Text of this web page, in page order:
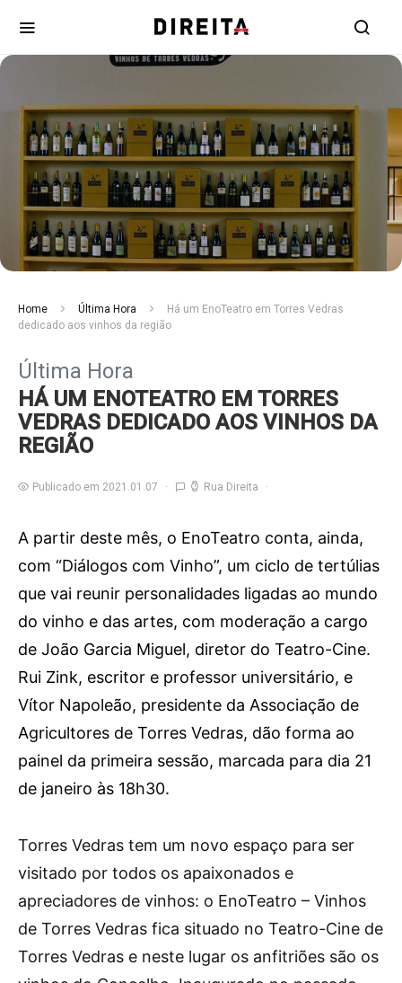
Home Última Hora
Há um EnoTeatro em Torres Vedras
dedicado aos vinhos da região
Última Hora
HÁ UM ENOTEATRO EM TORRES
VEDRAS DEDICADO AOS VINHOS DA
REGIÃO
Publicado em 2021.01.07 Rua Direita
A partir deste mês, o EnoTeatro conta, ainda,
com “Diálogos com Vinho”, um ciclo de tertúlias
que vai reunir personalidades ligadas ao mundo
do vinho e das artes, com moderação a cargo
de João Garcia Miguel, diretor do Teatro-Cine.
Rui Zink, escritor e professor universitário, e
Vítor Napoleão, presidente da Associação de
Agricultores de Torres Vedras, dão forma ao
painel da primeira sessão, marcada para dia 21
de janeiro às 18h30.
Torres Vedras tem um novo espaço para ser
visitado por todos os apaixonados e
apreciadores de vinhos: o EnoTeatro – Vinhos
de Torres Vedras fica situado no Teatro-Cine de
Torres Vedras e neste lugar os anfitriões são os